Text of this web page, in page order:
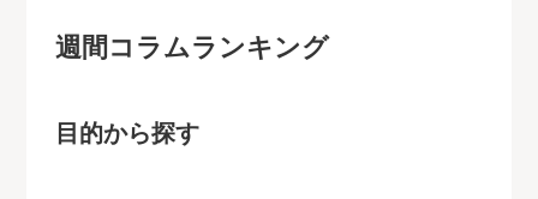
週間コラムランキング
目的から探す